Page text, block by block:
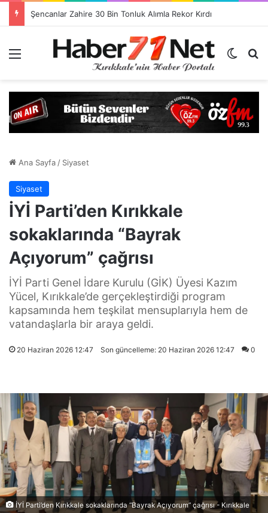
Dış
Ana Sayfa/ Siyaset
Siyaset
İYİ Parti’den Kırıkkale
sokaklarında “Bayrak
Açıyorum” çağrısı
İYİ Parti Genel İdare Kurulu (GİK) Üyesi Kazım
Yücel, Kırıkkale’de gerçekleştirdiği program
kapsamında hem teşkilat mensuplarıyla hem de
vatandaşlarla bir araya geldi.
20 Haziran 2026 12:47 Son güncelleme: 20 Haziran 2026 12:47 0
İYİ Parti’den Kırıkkale sokaklarında “Bayrak Açıyorum” çağrısı - Kırıkkale